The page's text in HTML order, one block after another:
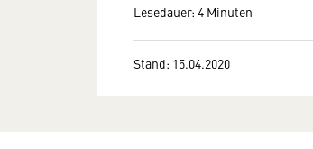
Lesedauer: 4 Minuten
Stand: 15.04.2020